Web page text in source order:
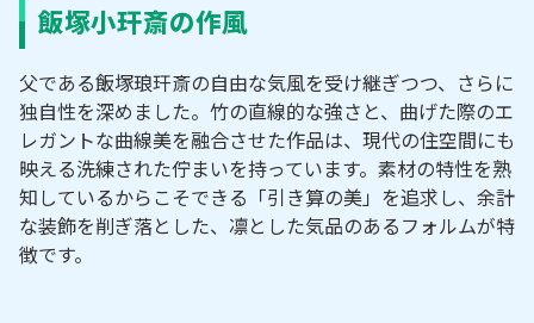
飯塚小玕斎の作風
父である飯塚琅玕斎の自由な気風を受け継ぎつつ、さらに
独自性を深めました。竹の直線的な強さと、曲げた際のエ
レガントな曲線美を融合させた作品は、現代の住空間にも
映える洗練された佇まいを持っています。素材の特性を熟
知しているからこそできる「引き算の美」を追求し、余計
な装飾を削ぎ落とした、凛とした気品のあるフォルムが特
徴です。